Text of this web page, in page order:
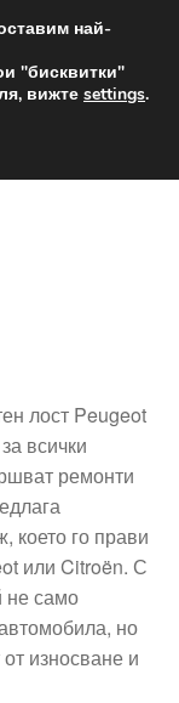
лост Peugeot
всички
ремонти
което го прави
или Citroën. С
не само
но
износване и
най-
"бисквитки"
вижте settings.